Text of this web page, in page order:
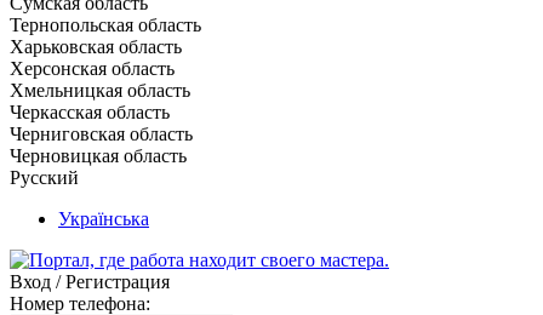
Тернопольская область
Харьковская область
Херсонская область
Хмельницкая область
Черкасская область
Черниговская область
Черновицкая область
Русский
Українська
Вход / Регистрация
Номер телефона: